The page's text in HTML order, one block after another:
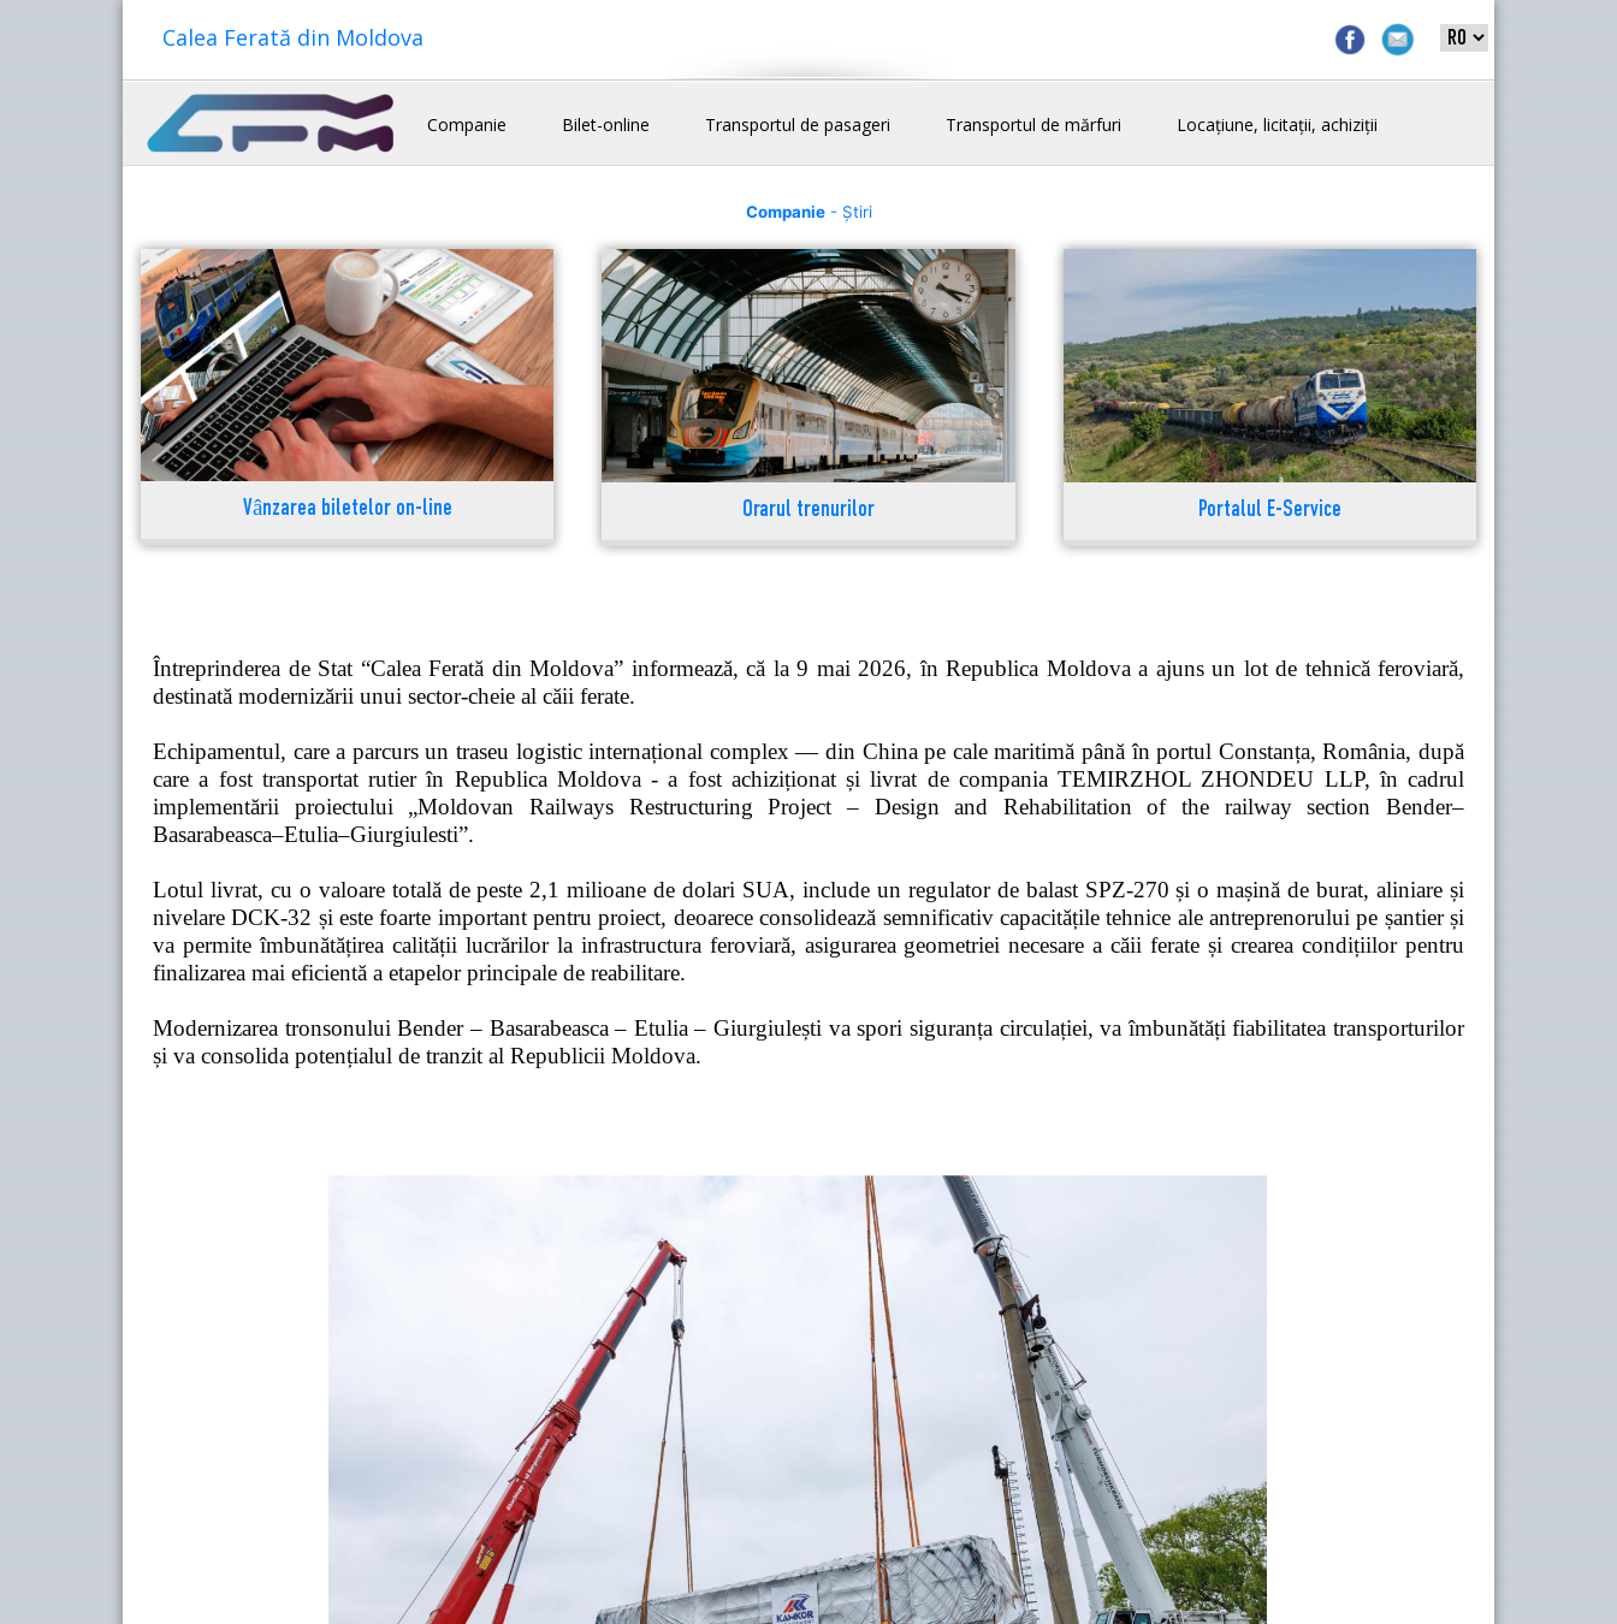
Calea Ferată din Moldova
Companie Bilet-online Transportul de pasageri Transportul de mărfuri Locațiune, licitații, achiziții
Companie- Știri
Vânzarea biletelor on-line Orarul trenurilor Portalul E-Service
Întreprinderea de Stat “Calea Ferată din Moldova” informează, că la 9 mai 2026, în Republica Moldova a ajuns un lot de tehnică feroviară,
destinată modernizării unui sector-cheie al căii ferate.
Echipamentul, care a parcurs un traseu logistic internațional complex — din China pe cale maritimă până în portul Constanța, România, după
care a fost transportat rutier în Republica Moldova - a fost achiziționat și livrat de compania TEMIRZHOL ZHONDEU LLP, în cadrul
implementării proiectului „Moldovan Railways Restructuring Project – Design and Rehabilitation of the railway section Bender–
Basarabeasca–Etulia–Giurgiulesti”.
Lotul livrat, cu o valoare totală de peste 2,1 milioane de dolari SUA, include un regulator de balast SPZ-270 și o mașină de burat, aliniare și
nivelare DCK-32 și este foarte important pentru proiect, deoarece consolidează semnificativ capacitățile tehnice ale antreprenorului pe șantier și
va permite îmbunătățirea calității lucrărilor la infrastructura feroviară, asigurarea geometriei necesare a căii ferate și crearea condițiilor pentru
finalizarea mai eficientă a etapelor principale de reabilitare.
Modernizarea tronsonului Bender – Basarabeasca – Etulia – Giurgiulești va spori siguranța circulației, va îmbunătăți fiabilitatea transporturilor
și va consolida potențialul de tranzit al Republicii Moldova.